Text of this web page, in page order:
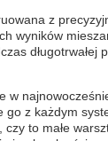
z
wyników
długotrwałej
z każdym
to małe